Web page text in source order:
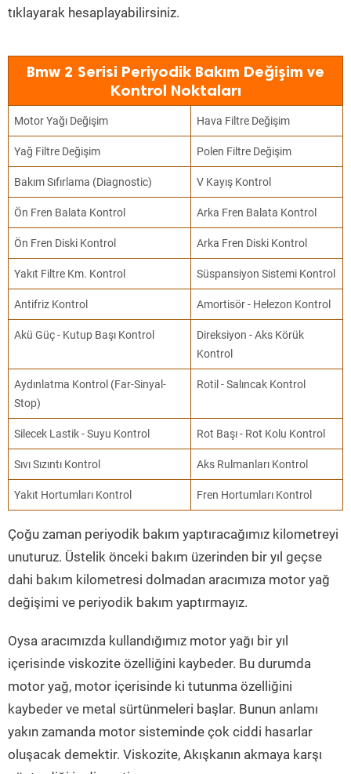
tıklayarak hesaplayabilirsiniz.
Bmw 2 Serisi Periyodik Bakım Değişim ve
Kontrol Noktaları
Motor Yağı Değişim Hava Filtre Değişim
Yağ Filtre Değişim Polen Filtre Değişim
Bakım Sıfırlama (Diagnostic) V Kayış Kontrol
Ön Fren Balata Kontrol Arka Fren Balata Kontrol
Ön Fren Diski Kontrol Arka Fren Diski Kontrol
Yakıt Filtre Km. Kontrol Süspansiyon Sistemi Kontrol
Antifriz Kontrol Amortisör - Helezon Kontrol
Akü Güç - Kutup Başı Kontrol
Direksiyon - Aks Körük
Kontrol
Aydınlatma Kontrol (Far-Sinyal-
Stop)
Rotil - Salıncak Kontrol
Silecek Lastik - Suyu Kontrol Rot Başı - Rot Kolu Kontrol
Sıvı Sızıntı Kontrol Aks Rulmanları Kontrol
Yakıt Hortumları Kontrol Fren Hortumları Kontrol
Çoğu zaman periyodik bakım yaptıracağımız kilometreyi
unuturuz. Üstelik önceki bakım üzerinden bir yıl geçse
dahi bakım kilometresi dolmadan aracımıza motor yağ
değişimi ve periyodik bakım yaptırmayız.
Oysa aracımızda kullandığımız motor yağı bir yıl
içerisinde viskozite özelliğini kaybeder. Bu durumda
motor yağ, motor içerisinde ki tutunma özelliğini
kaybeder ve metal sürtünmeleri başlar. Bunun anlamı
yakın zamanda motor sisteminde çok ciddi hasarlar
oluşacak demektir. Viskozite, Akışkanın akmaya karşı